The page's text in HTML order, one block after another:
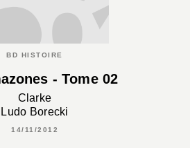
BD HISTOIRE
- Tome 02
Clarke
Ludo Borecki
14/11/2012